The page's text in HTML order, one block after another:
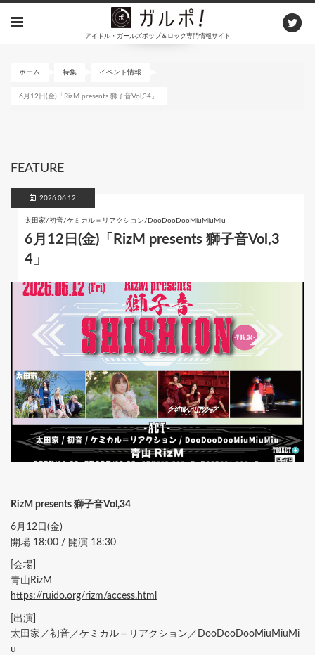
アイドル・ガールズポップ＆ロック専門情報サイト
ホーム 特集 イベント情報
6月12日(金)「RizM presents 獅子音Vol,34」
FEATURE
2026.06.12
太田家/初音/ケミカル＝リアクション/DooDooDooMiuMiuMiu
6月12日(金)「RizM presents 獅子音Vol,3
4」
RizM presents 獅子音Vol,34
6月12日(金)
開場 18:00 / 開演 18:30
[会場]
青山RizM
https://ruido.org/rizm/access.html
[出演]
太田家／初音／ケミカル＝リアクション／DooDooDooMiuMiuMi
u